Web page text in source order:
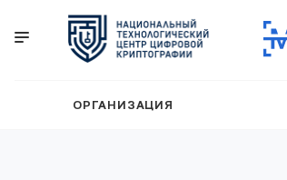
ОРГАНИЗАЦИЯ